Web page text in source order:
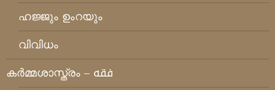
ഹജ്ജും ഉംറയും
വിവിധം
കര്‍മ്മശാസ്ത്രം – فقه